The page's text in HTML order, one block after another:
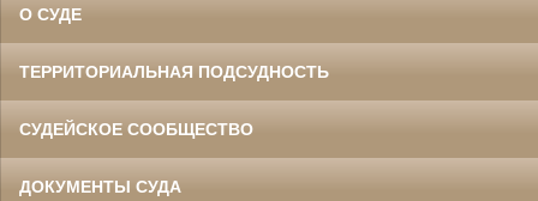
О СУДЕ
ТЕРРИТОРИАЛЬНАЯ ПОДСУДНОСТЬ
СУДЕЙСКОЕ СООБЩЕСТВО
ДОКУМЕНТЫ СУДА